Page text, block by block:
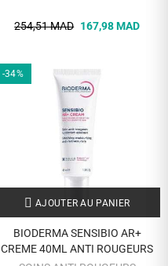
254,51 MAD 167,98 MAD
-34%
AJOUTER AU PANIER
BIODERMA SENSIBIO AR+
CREME 40ML ANTI ROUGEURS